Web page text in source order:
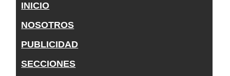
INICIO
NOSOTROS
PUBLICIDAD
SECCIONES